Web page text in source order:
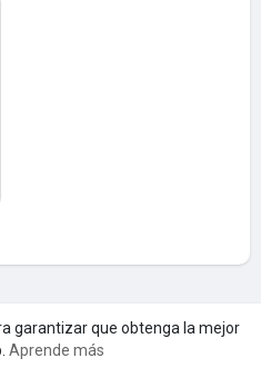
garantizar que obtenga la mejor
Aprende más